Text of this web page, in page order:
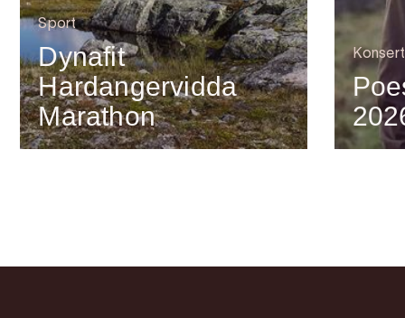
Sport
Dynafit
Hardangervidda
Marathon
Konsert